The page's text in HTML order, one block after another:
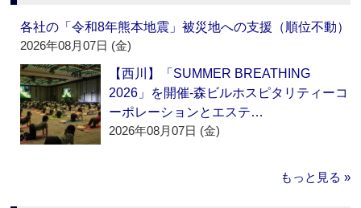
各社の「令和8年熊本地震」被災地への支援（順位不動）
2026年08月07日 (金)
【西川】「SUMMER BREATHING
2026」を開催‐森ビルホスピタリティーコ
ーポレーションとエステ…
2026年08月07日 (金)
もっと見る »